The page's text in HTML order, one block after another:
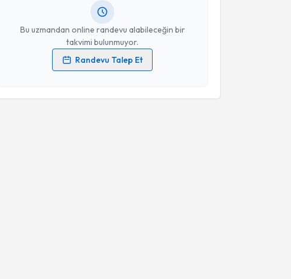
Bu uzmandan online randevu alabileceğin bir
takvimi bulunmuyor.
Randevu Talep Et
Kişisel verilerimin işlenmesine ilişkinAydınlatma Metni
işlenmesini kabul ediyorum.